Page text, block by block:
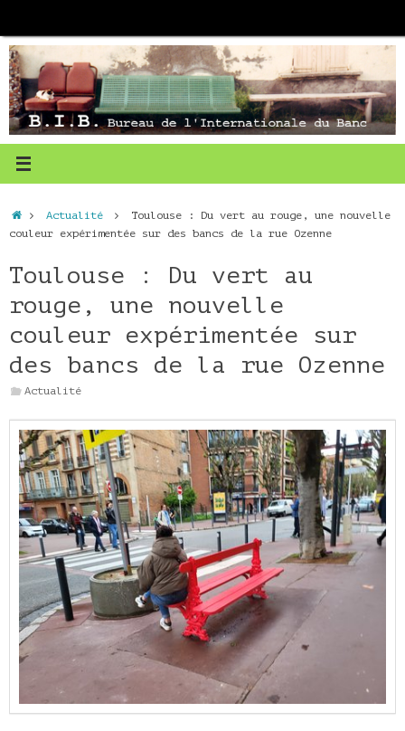
contenu
Accueil
Actualité
Toulouse : Du vert au rouge, une nouvelle
couleur expérimentée sur des bancs de la rue Ozenne
Toulouse : Du vert au
rouge, une nouvelle
couleur expérimentée sur
des bancs de la rue Ozenne
Actualité